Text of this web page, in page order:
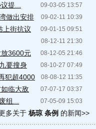
09-03-05 13:57
提...
09-02-11 10:39
做出安排
09-01-15 09:51
上街抗议
08-12-11 21:30
08-12-05 21:46
3600元
08-10-27 07:49
要搜身
08-08-12 11:35
犯超4000
07-07-17 03:37
临大敌
07-05-09 15:03
组...
多关于 杨琼 条例 的新闻>>